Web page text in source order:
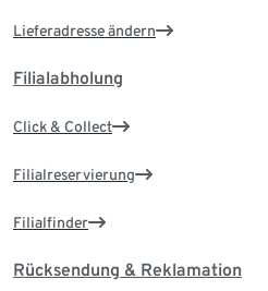
Lieferadresse ändern
Filialabholung
Click & Collect
Filialreservierung
Filialfinder
Rücksendung & Reklamation